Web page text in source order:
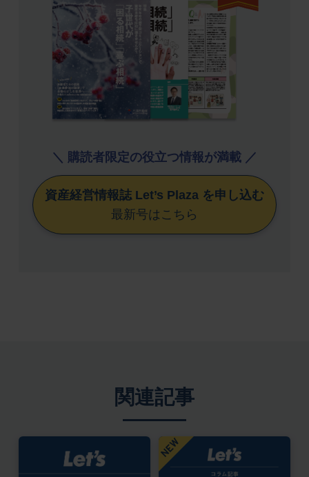
＼ 購読者限定の役立つ情報が満載 ／
資産経営情報誌 Let’s Plaza を申し込む
最新号はこちら
関連記事